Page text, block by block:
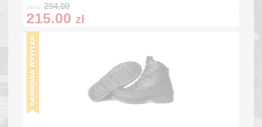
cena:294.00
215.00 zł